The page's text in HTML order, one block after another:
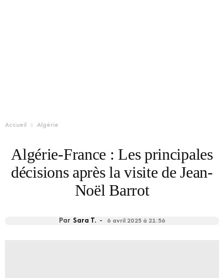
Accueil Algérie
Algérie-France : Les principales
décisions après la visite de Jean-
Noël Barrot
Par Sara T. - 6 avril 2025 à 21:56